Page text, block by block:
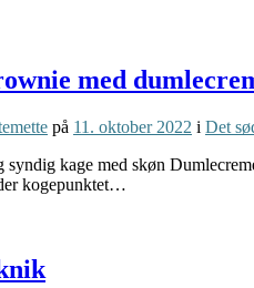
med
på 11. oktober 2022 i Det
kage med skøn
kogepunktet…